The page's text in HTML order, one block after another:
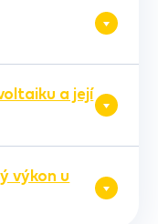
a její
výkon u